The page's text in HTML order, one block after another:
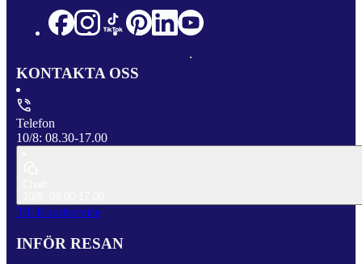
KONTAKTA OSS
Telefon
10/8: 08.30-17.00
Till Kundservice
INFÖR RESAN